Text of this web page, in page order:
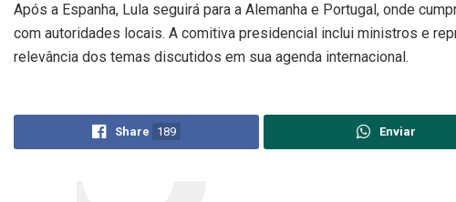
Após a Espanha, Lula seguirá para a Alemanha e Portugal, onde
com autoridades locais. A comitiva presidencial inclui ministros e
relevância dos temas discutidos em sua agenda internacional.
Share 189 Enviar